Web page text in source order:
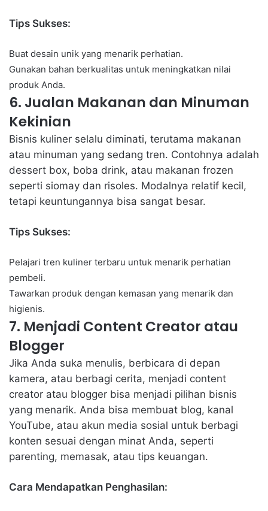
Tips Sukses:
Buat desain unik yang menarik perhatian.
Gunakan bahan berkualitas untuk meningkatkan nilai
produk Anda.
6. Jualan Makanan dan Minuman
Kekinian
Bisnis kuliner selalu diminati, terutama makanan
atau minuman yang sedang tren. Contohnya adalah
dessert box, boba drink, atau makanan frozen
seperti siomay dan risoles. Modalnya relatif kecil,
tetapi keuntungannya bisa sangat besar.
Tips Sukses:
Pelajari tren kuliner terbaru untuk menarik perhatian
pembeli.
Tawarkan produk dengan kemasan yang menarik dan
higienis.
7. Menjadi Content Creator atau
Blogger
Jika Anda suka menulis, berbicara di depan
kamera, atau berbagi cerita, menjadi content
creator atau blogger bisa menjadi pilihan bisnis
yang menarik. Anda bisa membuat blog, kanal
YouTube, atau akun media sosial untuk berbagi
konten sesuai dengan minat Anda, seperti
parenting, memasak, atau tips keuangan.
Cara Mendapatkan Penghasilan: